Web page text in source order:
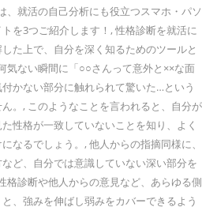
、就活の自己分析にも役立つスマホ・パソ
を3つご紹介します！, 性格診断を就活に
た上で、自分を深く知るためのツールと
気ない瞬間に「○○さんって意外と××な面
かない部分に触れられて驚いた…という
。, このようなことを言われると、自分が
性格が一致していないことを知り、よく
なるでしょう。, 他人からの指摘同様に、
ど、自分では意識していない深い部分を
格診断や他人からの意見など、あらゆる側
、強みを伸ばし弱みをカバーできるよう